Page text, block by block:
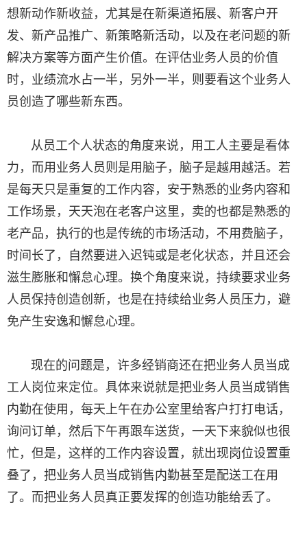
想新动作新收益，尤其是在新渠道拓展、新客户开
发、新产品推广、新策略新活动，以及在老问题的新
解决方案等方面产生价值。在评估业务人员的价值
时，业绩流水占一半，另外一半，则要看这个业务人
员创造了哪些新东西。
从员工个人状态的角度来说，用工人主要是看体
力，而用业务人员则是用脑子，脑子是越用越活。若
是每天只是重复的工作内容，安于熟悉的业务内容和
工作场景，天天泡在老客户这里，卖的也都是熟悉的
老产品，执行的也是传统的市场活动，不用费脑子，
时间长了，自然要进入迟钝或是老化状态，并且还会
滋生膨胀和懈怠心理。换个角度来说，持续要求业务
人员保持创造创新，也是在持续给业务人员压力，避
免产生安逸和懈怠心理。
现在的问题是，许多经销商还在把业务人员当成
工人岗位来定位。具体来说就是把业务人员当成销售
内勤在使用，每天上午在办公室里给客户打打电话，
询问订单，然后下午再跟车送货，一天下来貌似也很
忙，但是，这样的工作内容设置，就出现岗位设置重
叠了，把业务人员当成销售内勤甚至是配送工在用
了。而把业务人员真正要发挥的创造功能给丢了。